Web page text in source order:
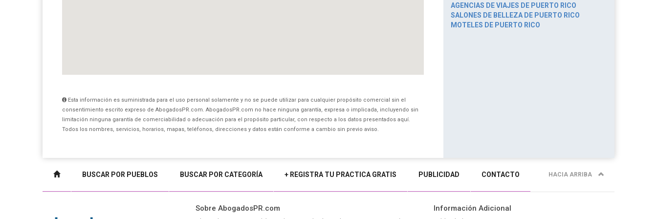
Esta información es suministrada para el uso personal solamente y no se puede utilizar para cualquier propósito comercial sin el
consentimiento escrito expreso de AbogadosPR.com. AbogadosPR.com no hace ninguna garantía, expresa o implicada, incluyendo sin
limitación ninguna garantía de comerciabilidad o adecuación para el propósito particular, con respecto a los datos presentados aquí.
Todos los nombres, servicios, horarios, mapas, teléfonos, direcciones y datos están conforme a cambio sin previo aviso.
AGENCIAS DE VIAJES DE PUERTO RICO
SALONES DE BELLEZA DE PUERTO RICO
MOTELES DE PUERTO RICO
BUSCAR POR PUEBLOS BUSCAR POR CATEGORÍA + REGISTRA TU PRACTICA GRATIS PUBLICIDAD CONTACTO HACIA ARRIBA
Sobre AbogadosPR.com Información Adicional